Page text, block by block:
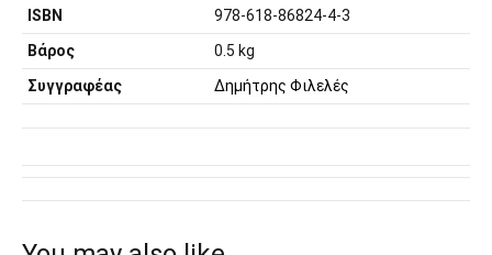
ISBN
978-618-86824-4-3
Βάρος
0.5 kg
Συγγραφέας
Δημήτρης Φιλελές